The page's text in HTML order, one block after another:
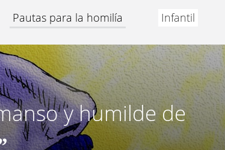
Pautas para la homilía Infantil
y humilde de